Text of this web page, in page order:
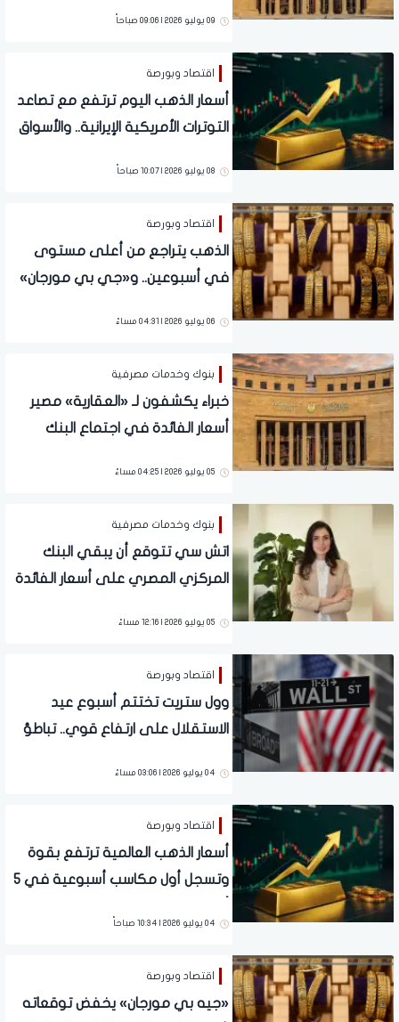
09 يوليو 2026 | 09:06 صباحاً
اقتصاد وبورصة
أسعار الذهب اليوم ترتفع مع تصاعد
التوترات الأمريكية الإيرانية.. والأسواق
08 يوليو 2026 | 10:07 صباحاً
اقتصاد وبورصة
الذهب يتراجع من أعلى مستوى
في أسبوعين.. و«جي بي مورجان»
06 يوليو 2026 | 04:31 مساءً
بنوك وخدمات مصرفية
خبراء يكشفون لـ «العقارية» مصير
أسعار الفائدة في اجتماع البنك
05 يوليو 2026 | 04:25 مساءً
بنوك وخدمات مصرفية
اتش سي تتوقع أن يبقي البنك
المركزي المصري على أسعار الفائدة
05 يوليو 2026 | 12:16 مساءً
اقتصاد وبورصة
وول ستريت تختتم أسبوع عيد
الاستقلال على ارتفاع قوي.. تباطؤ
والذهب ويقلص رهانات رفع الفائدة
04 يوليو 2026 | 03:06 مساءً
اقتصاد وبورصة
أسعار الذهب العالمية ترتفع بقوة
وتسجل أول مكاسب أسبوعية في 5
04 يوليو 2026 | 10:34 صباحاً
اقتصاد وبورصة
«جيه بي مورجان» يخفض توقعاته